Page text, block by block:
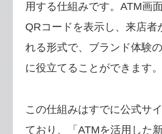
用する仕組みです。ATM画
QRコードを表示し、来店者
れる形式で、ブランド体験
に役立てることができます。
この仕組みはすでに公式サ
ており、「ATMを活用した